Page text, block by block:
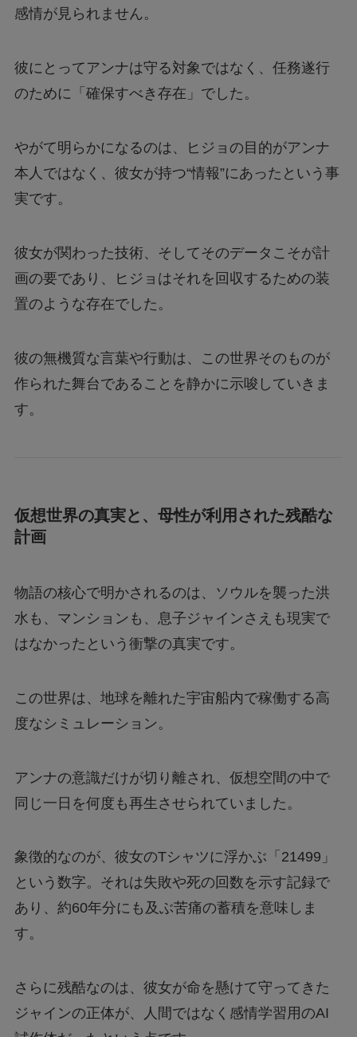
感情が見られません。
彼にとってアンナは守る対象ではなく、任務遂行
のために「確保すべき存在」でした。
やがて明らかになるのは、ヒジョの目的がアンナ
本人ではなく、彼女が持つ“情報”にあったという事
実です。
彼女が関わった技術、そしてそのデータこそが計
画の要であり、ヒジョはそれを回収するための装
置のような存在でした。
彼の無機質な言葉や行動は、この世界そのものが
作られた舞台であることを静かに示唆していきま
す。
仮想世界の真実と、母性が利用された残酷な
計画
物語の核心で明かされるのは、ソウルを襲った洪
水も、マンションも、息子ジャインさえも現実で
はなかったという衝撃の真実です。
この世界は、地球を離れた宇宙船内で稼働する高
度なシミュレーション。
アンナの意識だけが切り離され、仮想空間の中で
同じ一日を何度も再生させられていました。
象徴的なのが、彼女のTシャツに浮かぶ「21499」
という数字。それは失敗や死の回数を示す記録で
あり、約60年分にも及ぶ苦痛の蓄積を意味しま
す。
さらに残酷なのは、彼女が命を懸けて守ってきた
ジャインの正体が、人間ではなく感情学習用のAI